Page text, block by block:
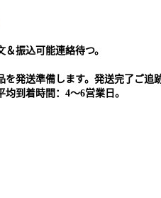
振込可能連絡待つ。
を発送準備します。発送完了ご追
到着時間：4～6営業日。